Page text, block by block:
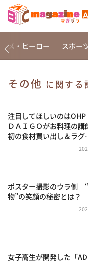
相席食堂
これ余談なんで
～人生密着トー
news おかえり
河合＆A.B.C-Z塚
（news おかえり
メ・ヒーロー スポー
その他 に関する
注目してほしいのはOHP
ＤＡＩＧＯがお料理の講
初の食材買い出し＆ラ
ポスター撮影のウラ側
物”の笑顔の秘密とは？
女子高生が開発した「